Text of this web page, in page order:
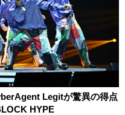
Legitが驚異の得点
HYPE